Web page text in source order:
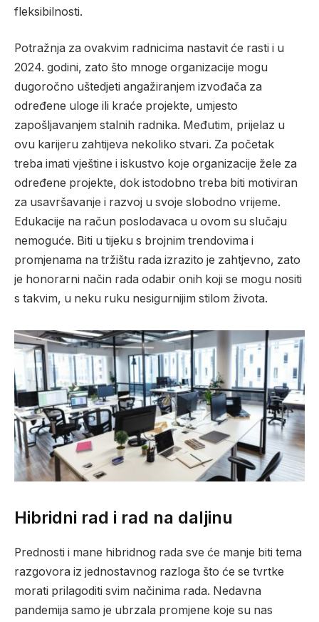
fleksibilnosti.
Potražnja za ovakvim radnicima nastavit će rasti i u
2024. godini, zato što mnoge organizacije mogu
dugoročno uštedjeti angažiranjem izvođača za
određene uloge ili kraće projekte, umjesto
zapošljavanjem stalnih radnika. Međutim, prijelaz u
ovu karijeru zahtijeva nekoliko stvari. Za početak
treba imati vještine i iskustvo koje organizacije žele za
određene projekte, dok istodobno treba biti motiviran
za usavršavanje i razvoj u svoje slobodno vrijeme.
Edukacije na račun poslodavaca u ovom su slučaju
nemoguće. Biti u tijeku s brojnim trendovima i
promjenama na tržištu rada izrazito je zahtjevno, zato
je honorarni način rada odabir onih koji se mogu nositi
s takvim, u neku ruku nesigurnijim stilom života.
Hibridni rad i rad na daljinu
Prednosti i mane hibridnog rada sve će manje biti tema
razgovora iz jednostavnog razloga što će se tvrtke
morati prilagoditi svim načinima rada. Nedavna
pandemija samo je ubrzala promjene koje su nas